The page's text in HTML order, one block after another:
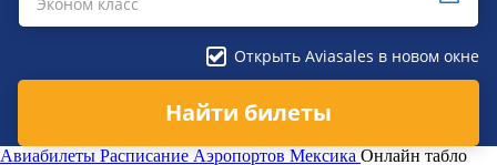
Открыть Aviasales в новом окне
Найти билеты
Авиабилеты Расписание Аэропортов Мексика Онлайн табло